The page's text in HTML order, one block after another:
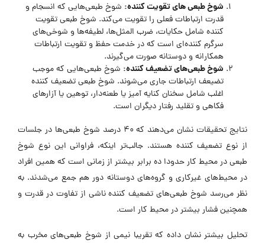
شوخ طبعی های تقویت کننده: شوخ طبعی‌هایی که انسجام و
قدرت ارتباطات فعلی را تقویت می‌کند. شوخ طبعی تقویت
کننده شامل حکایات، ضرب المثل‌ها، لطیفه‌ها و شوخی‌های
سرگرم کننده‌ای است که در خدمت حفظ و تقویت ارتباطات
همکارانه و دوستانه صورت می‌گیرند.
شوخ طبعی‌های تضعیف کننده: شوخ طبعی‌هایی که موجب
تضیعف ارتباطات جاری می‌شوند. شوخ طبعی تضعیف کننده
اغلب شامل سخنان کنایه آمیز یا طعنه‌دار، توهین یا آزارهای
فکاهی و تقلید رفتار دیگران است.
نتایج تحقیقات نشان می‌دهند که ۴۰ درصد شوخ طبعی‌ها در جلسات
از نوع تضعیف کننده هستند. جالب‌تر اینکه، فراوانی این نوع شوخ
طبعی در محیط کار حدودا ده برابر بیشتر از زمانی است که همین افراد
در محیط‌های غیرکاری و گروه‌های دوستانه دور هم جمع می‌شدند. به
نظر می‌رسد شوخ طبعی‌‎های تضعیف کننده ناشی از تفاوت در قدرت و
همچنین فشار بیشتر در محیط کار است.
تحلیل بیشتر نشان داده که تقریبا نیمی از شوخ طبعی‌های مخرب به